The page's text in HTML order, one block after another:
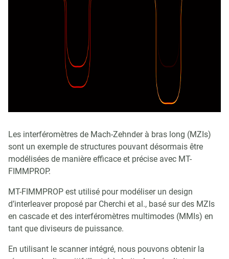
Les interféromètres de Mach-Zehnder à bras long (MZIs)
sont un exemple de structures pouvant désormais être
modélisées de manière efficace et précise avec MT-
FIMMPROP.
MT-FIMMPROP est utilisé pour modéliser un design
d’interleaver proposé par Cherchi et al., basé sur des MZIs
en cascade et des interféromètres multimodes (MMIs) en
tant que diviseurs de puissance.
En utilisant le scanner intégré, nous pouvons obtenir la